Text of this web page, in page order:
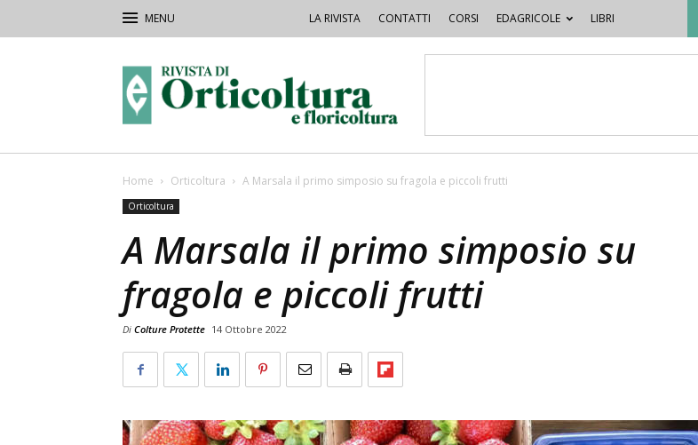
LA RIVISTA CONTATTI CORSI EDAGRICOLE LIBRI
Orticoltura
Home Orticoltura A Marsala il primo simposio su fragola e piccoli frutti
Orticoltura
A Marsala il primo simposio su
fragola e piccoli frutti
Di Colture Protette 14 Ottobre 2022